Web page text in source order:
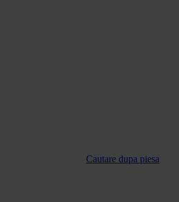
Cautare dupa piesa